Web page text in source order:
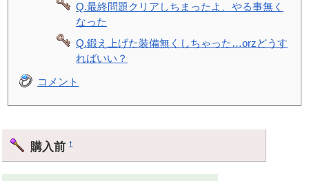
Q.最終問題クリアしちまったよ、やる事無く
なった
Q.鍛え上げた装備無くしちゃった…orzどうす
ればいい？
コメント
購入前†